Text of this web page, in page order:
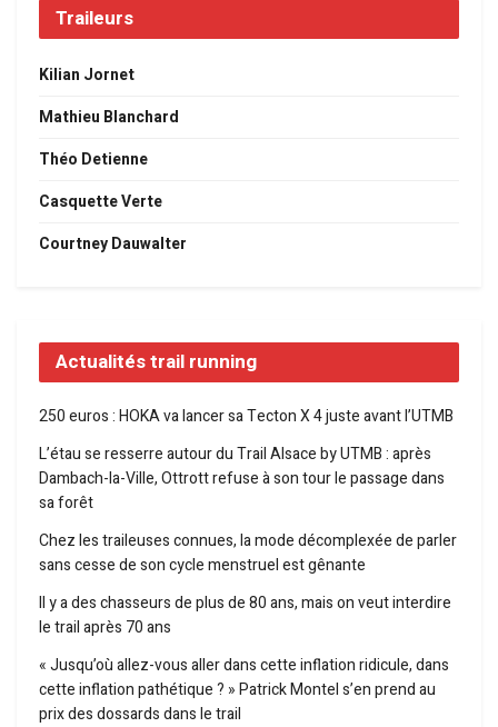
Traileurs
Kilian Jornet
Mathieu Blanchard
Théo Detienne
Casquette Verte
Courtney Dauwalter
Actualités trail running
250 euros : HOKA va lancer sa Tecton X 4 juste avant l’UTMB
L’étau se resserre autour du Trail Alsace by UTMB : après
Dambach-la-Ville, Ottrott refuse à son tour le passage dans
sa forêt
Chez les traileuses connues, la mode décomplexée de parler
sans cesse de son cycle menstruel est gênante
Il y a des chasseurs de plus de 80 ans, mais on veut interdire
le trail après 70 ans
« Jusqu’où allez-vous aller dans cette inflation ridicule, dans
cette inflation pathétique ? » Patrick Montel s’en prend au
prix des dossards dans le trail